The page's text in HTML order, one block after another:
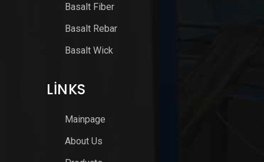
Basalt Fiber
Basalt Rebar
Basalt Wick
LINKS
Mainpage
About Us